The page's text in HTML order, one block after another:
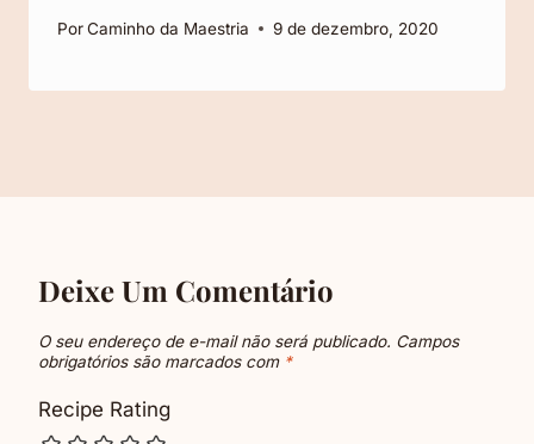
PorCaminho da Maestria 9 de dezembro, 2020
Deixe Um Comentário
O seu endereço de e-mail não será publicado. Campos
obrigatórios são marcados com *
Recipe Rating